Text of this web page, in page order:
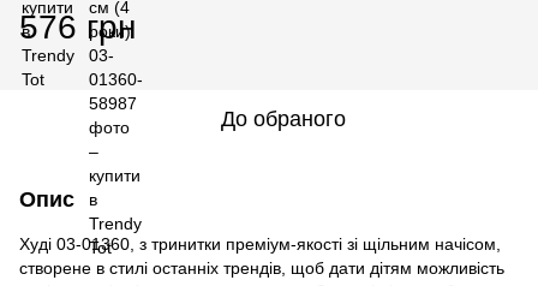
576 грн
До обраного
Опис
Худі 03-01360, з тринитки преміум-якості зі щільним начісом,
створене в стилі останніх трендів, щоб дати дітям можливість